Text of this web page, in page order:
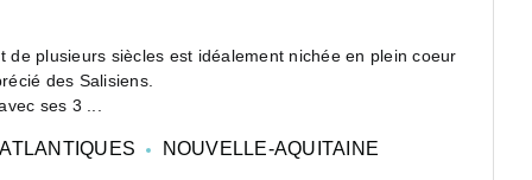
plusieurs siècles est idéalement nichée en plein coeur
des Salisiens.
ses 3 ...
NOUVELLE-AQUITAINE